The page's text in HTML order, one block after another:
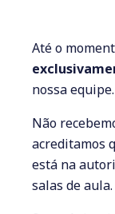
Até o
nossa equipe.
Não
acreditamos
está na
salas de aula.